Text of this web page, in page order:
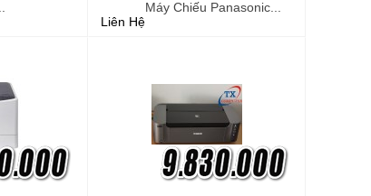
Liên Hệ
Máy Chiếu Panasonic...